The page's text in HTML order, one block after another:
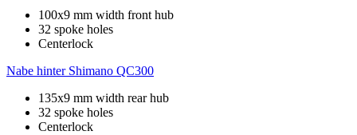
100x9 mm width front hub
32 spoke holes
Centerlock
Nabe hinter Shimano QC300
135x9 mm width rear hub
32 spoke holes
Centerlock